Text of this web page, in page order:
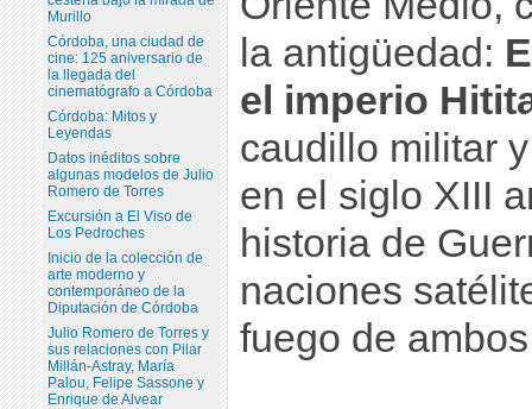
la antigüedad:
el imperio
caudillo militar
en el siglo XIII
historia de
naciones
fuego de
Murillo
Córdoba, una ciudad de
cine: 125 aniversario de
la llegada del
cinematógrafo a Córdoba
Córdoba: Mitos y
Leyendas
Datos inéditos sobre
algunas modelos de Julio
Romero de Torres
Excursión a El Viso de
Los Pedroches
Inicio de la colección de
arte moderno y
contemporáneo de la
Diputación de Córdoba
Julio Romero de Torres y
sus relaciones con Pilar
Millán-Astray, María
Palou, Felipe Sassone y
Enrique de Alvear